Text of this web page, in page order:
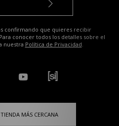
confirmando que quieres recibir
conocer todos los detalles sobre el
nuestra Política de Privacidad.
MÁS CERCANA